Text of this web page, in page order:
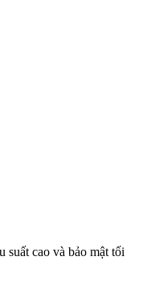
suất cao và bảo mật tối